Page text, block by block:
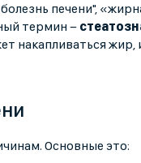
печени",
термин −
накапливаться жир,
Основные это: